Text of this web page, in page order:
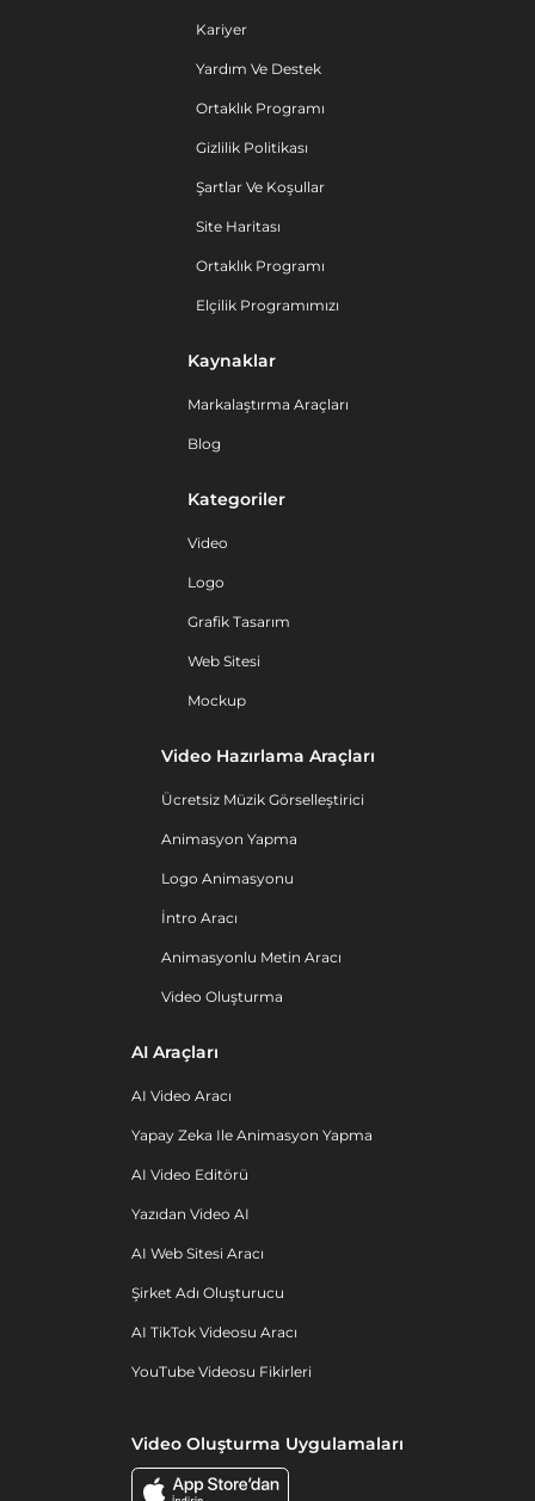
Kariyer
Yardım Ve Destek
Ortaklık Programı
Gizlilik Politikası
Şartlar Ve Koşullar
Site Haritası
Ortaklık Programı
Elçilik Programımızı
Kaynaklar
Markalaştırma Araçları
Blog
Kategoriler
Video
Logo
Grafik Tasarım
Web Sitesi
Mockup
Video Hazırlama Araçları
Ücretsiz Müzik Görselleştirici
Animasyon Yapma
Logo Animasyonu
İntro Aracı
Animasyonlu Metin Aracı
Video Oluşturma
AI Araçları
AI Video Aracı
Yapay Zeka Ile Animasyon Yapma
AI Video Editörü
Yazıdan Video AI
AI Web Sitesi Aracı
Şirket Adı Oluşturucu
AI TikTok Videosu Aracı
YouTube Videosu Fikirleri
Video Oluşturma Uygulamaları